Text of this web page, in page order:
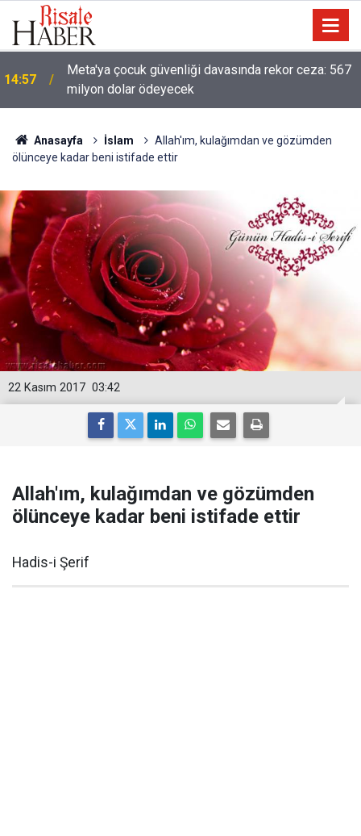
14:57
Meta'ya çocuk güvenliği davasında rekor ceza: 567
milyon dolar ödeyecek
Anasayfa İslam
Allah'ım, kulağımdan ve gözümden
ölünceye kadar beni istifade ettir
03:42
22 Kasım 2017
Allah'ım, kulağımdan ve gözümden
ölünceye kadar beni istifade ettir
Hadis-i Şerif